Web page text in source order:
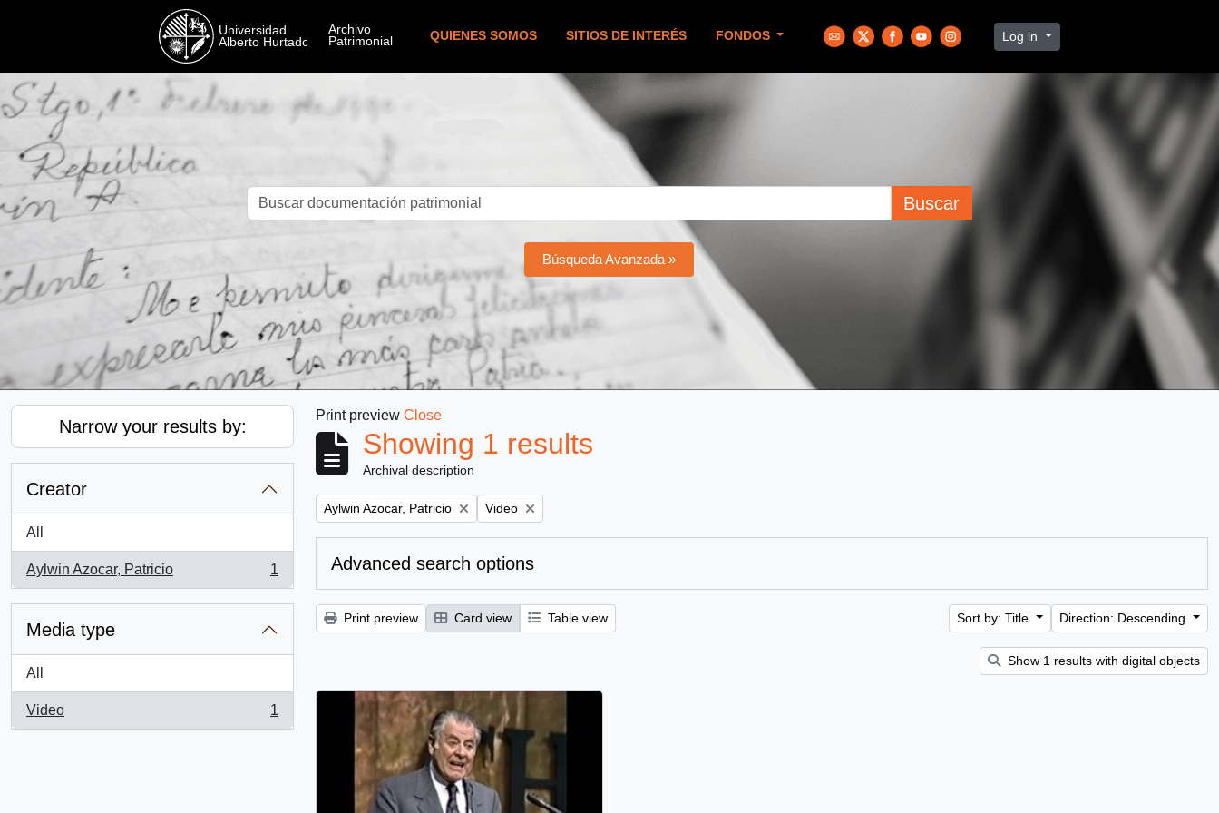
QUIENES SOMOS SITIOS DE INTERÉS FONDOS Log in
Buscar
Búsqueda Avanzada »
Narrow your results by:
Creator
All
Aylwin Azocar, Patricio
, 1 results
1
Media type
All
Video
, 1 results
1
Print preview Close
Showing 1 results
Archival description
Remove filter:
Aylwin Azocar, Patricio Remove filter:
Video
Advanced search options
Print preview Card view Table view Sort by: Title Direction: Descending
Show 1 results with digital objects